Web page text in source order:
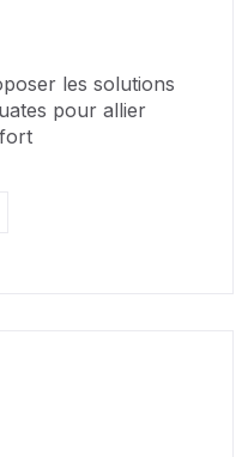
les solutions
pour allier